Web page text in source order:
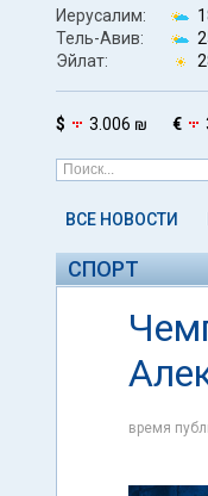
Иерусалим:
Тель-Авив:
Эйлат:
$ 3.006 ₪ €
ВСЕ НОВОСТИ
СПОРТ
время